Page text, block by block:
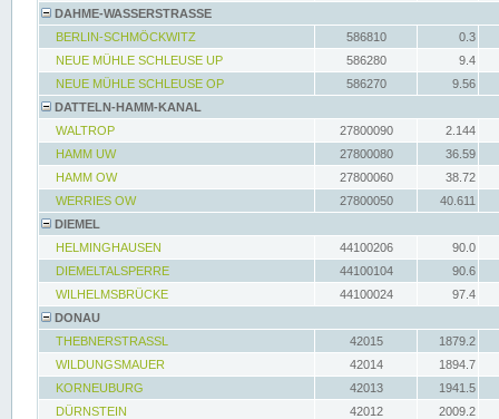
DAHME-WASSERSTRASSE
BERLIN-SCHMÖCKWITZ
586810
0.3
NEUE MÜHLE SCHLEUSE UP
586280
9.4
NEUE MÜHLE SCHLEUSE OP
586270
9.56
DATTELN-HAMM-KANAL
WALTROP
27800090
2.144
HAMM UW
27800080
36.59
HAMM OW
27800060
38.72
WERRIES OW
27800050
40.611
DIEMEL
HELMINGHAUSEN
44100206
90.0
DIEMELTALSPERRE
44100104
90.6
WILHELMSBRÜCKE
44100024
97.4
DONAU
THEBNERSTRASSL
42015
1879.2
WILDUNGSMAUER
42014
1894.7
KORNEUBURG
42013
1941.5
DÜRNSTEIN
42012
2009.2